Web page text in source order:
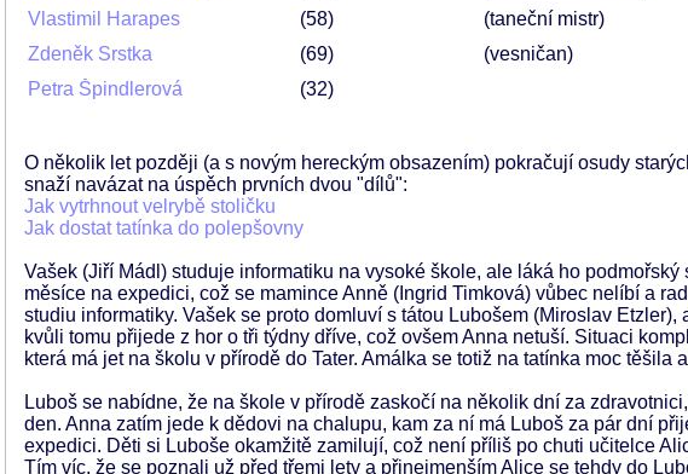
Vlastimil Harapes
58
(taneční mistr)
Zdeněk Srstka
69
(vesničan)
Petra Špindlerová
32
O několik let později (a s novým hereckým obsazením) pokračují osudy
snaží navázat na úspěch prvních dvou "dílů":
Jak vytrhnout velrybě stoličku
Jak dostat tatínka do polepšovny
Vašek (Jiří Mádl) studuje informatiku na vysoké škole, ale láká ho
měsíce na expedici, což se mamince Anně (Ingrid Timková) vůbec nelíbí a
studiu informatiky. Vašek se proto domluví s tátou Lubošem (Miroslav
kvůli tomu přijede z hor o tři týdny dříve, což ovšem Anna netuší. Situaci
která má jet na školu v přírodě do Tater. Amálka se totiž na tatínka moc těšila
Luboš se nabídne, že na škole v přírodě zaskočí na několik dní za
den. Anna zatím jede k dědovi na chalupu, kam za ní má Luboš za pár dní
expedici. Děti si Luboše okamžitě zamilují, což není příliš po chuti učitelce
Tím víc, že se poznali už před třemi lety a přinejmenším Alice se tehdy do